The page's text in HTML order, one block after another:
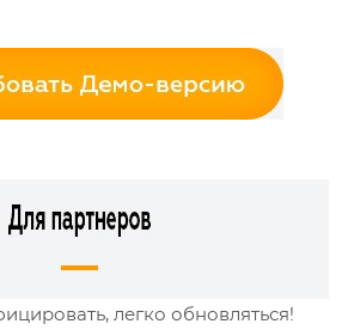
легко обновляться!